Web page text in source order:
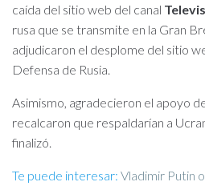
caída del sitio web del canal
rusa que se transmite en la Gran
adjudicaron el desplome del sitio
Defensa de Rusia.
Asimismo, agradecieron el apoyo
recalcaron que respaldarían a
finalizó.
Te puede interesar: Vladimir Putin